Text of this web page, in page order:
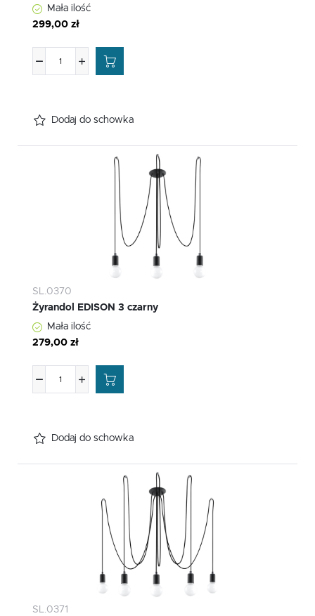
Mała ilość
299,00 zł
Dodaj do schowka
SL.0370
Żyrandol EDISON 3 czarny
Mała ilość
279,00 zł
Dodaj do schowka
SL.0371